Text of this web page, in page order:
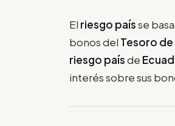
El riesgo paísse
bonos del Tesoro
riesgo paísde
interés sobre sus